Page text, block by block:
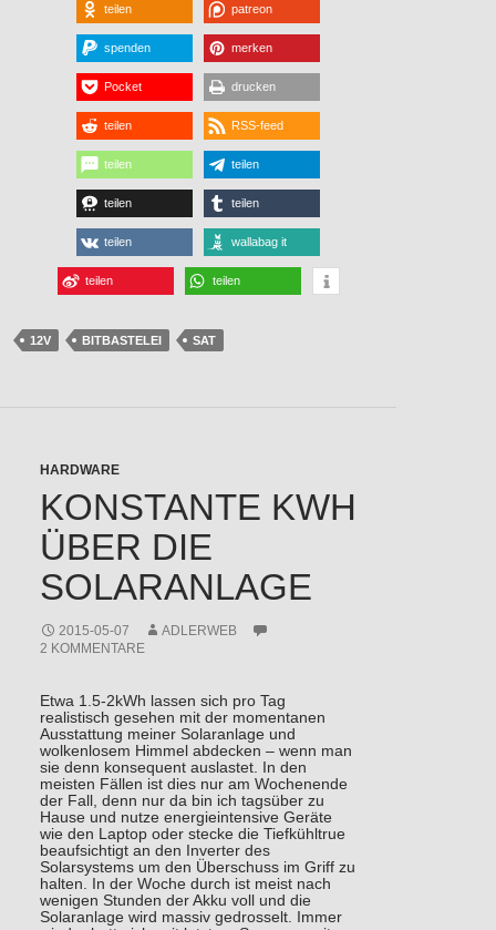
teilen patreon
spenden merken
Pocket drucken
teilen RSS-feed
teilen teilen
teilen teilen
teilen wallabag it
teilen teilen
12V BITBASTELEI SAT
HARDWARE
KONSTANTE KWH
ÜBER DIE
SOLARANLAGE
2015-05-07
ADLERWEB
2 KOMMENTARE
Etwa 1.5-2kWh lassen sich pro Tag
realistisch gesehen mit der momentanen
Ausstattung meiner Solaranlage und
wolkenlosem Himmel abdecken – wenn man
sie denn konsequent auslastet. In den
meisten Fällen ist dies nur am Wochenende
der Fall, denn nur da bin ich tagsüber zu
Hause und nutze energieintensive Geräte
wie den Laptop oder stecke die Tiefkühltrue
beaufsichtigt an den Inverter des
Solarsystems um den Überschuss im Griff zu
halten. In der Woche durch ist meist nach
wenigen Stunden der Akku voll und die
Solaranlage wird massiv gedrosselt. Immer